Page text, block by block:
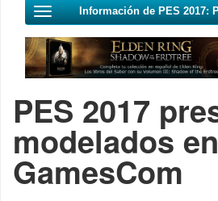
Información de PES 2017:
PES 2017
modelados
GamesCom